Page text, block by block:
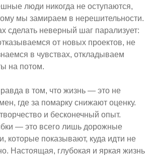
люди никогда не оступаются,
мы замираем в нерешительности.
сделать неверный шаг парализует:
от новых проектов, не
в чувствах, откладываем
на потом.
в том, что жизнь — это не
где за помарку снижают оценку.
и бесконечный опыт.
— это всего лишь дорожные
которые показывают, куда идти не
Настоящая, глубокая и яркая жизнь